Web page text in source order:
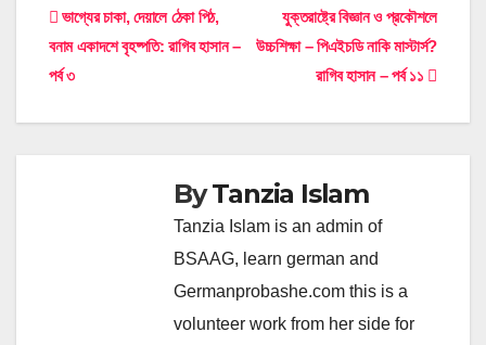
Post
navigation
যুক্তরাষ্ট্রে বিজ্ঞান ও প্রকৌশলে
উচ্চশিক্ষা – পিএইচডি নাকি মাস্টার্স?
রাগিব হাসান – পর্ব ১১
ভাগ্যের চাকা, দেয়ালে ঠেকা পিঠ,
বনাম একাদশে বৃহষ্পতি: রাগিব হাসান –
পর্ব ৩
ByTanzia Islam
Tanzia Islam is an admin of
BSAAG, learn german and
Germanprobashe.com this is a
volunteer work from her side for